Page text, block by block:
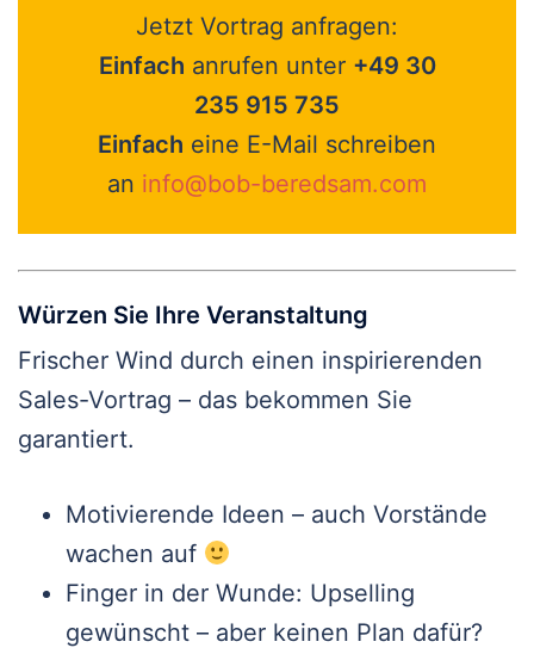
Jetzt Vortrag anfragen:
Einfach anrufen unter +49 30
235 915 735
Einfach eine E-Mail schreiben
an info@bob-beredsam.com
Würzen Sie Ihre Veranstaltung
Frischer Wind durch einen inspirierenden
Sales-Vortrag – das bekommen Sie
garantiert.
Motivierende Ideen – auch Vorstände
wachen auf
Finger in der Wunde: Upselling
gewünscht – aber keinen Plan dafür?